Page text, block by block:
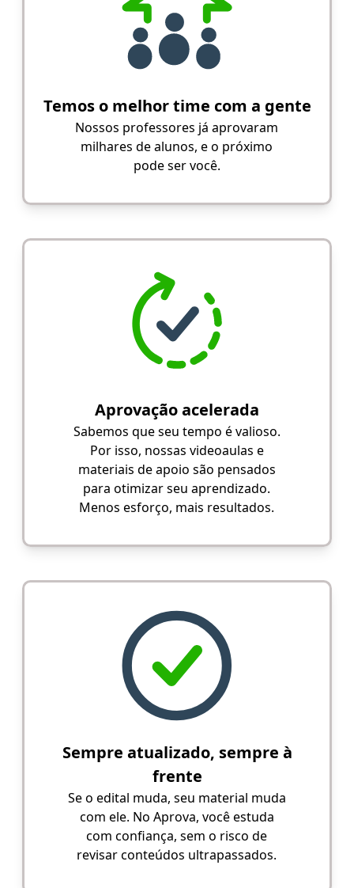
Temos o melhor time com a gente
Nossos professores já aprovaram
milhares de alunos, e o próximo
pode ser você.
Aprovação acelerada
Sabemos que seu tempo é valioso.
Por isso, nossas videoaulas e
materiais de apoio são pensados
para otimizar seu aprendizado.
Menos esforço, mais resultados.
Sempre atualizado, sempre à
frente
Se o edital muda, seu material muda
com ele. No Aprova, você estuda
com confiança, sem o risco de
revisar conteúdos ultrapassados.